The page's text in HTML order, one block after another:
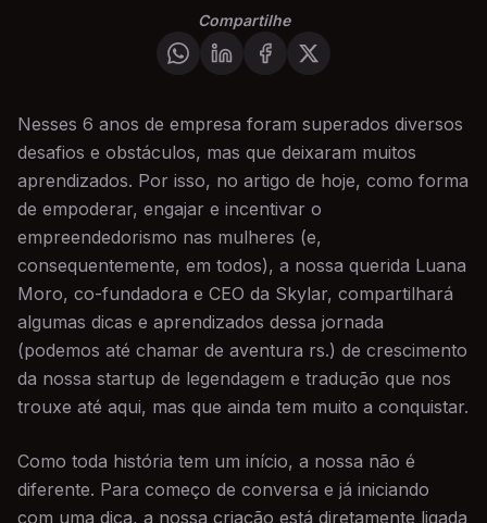
Compartilhe
Nesses 6 anos de empresa foram superados diversos
desafios e obstáculos, mas que deixaram muitos
aprendizados. Por isso, no artigo de hoje, como forma
de empoderar, engajar e incentivar o
empreendedorismo nas mulheres (e,
consequentemente, em todos), a nossa querida Luana
Moro, co-fundadora e CEO da Skylar, compartilhará
algumas dicas e aprendizados dessa jornada
(podemos até chamar de aventura rs.) de crescimento
da nossa startup de legendagem e tradução que nos
trouxe até aqui, mas que ainda tem muito a conquistar.
Como toda história tem um início, a nossa não é
diferente. Para começo de conversa e já iniciando
com uma dica, a nossa criação está diretamente ligada